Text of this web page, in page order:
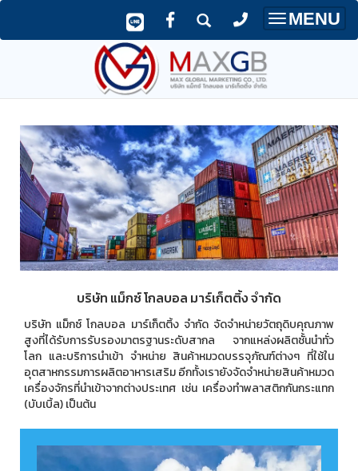
Toggle
MENU
บริษัท แม็กซ์ โกลบอล มาร์เก็ตติ้ง จำกัด
บริษัท แม็กซ์ โกลบอล มาร์เก็ตติ้ง จำกัด จัดจำหน่ายวัตถุดิบคุณภาพ
สูงที่ได้รับการรับรองมาตรฐานระดับสากล จากแหล่งผลิตชั้นนำทั่ว
โลก และบริการนำเข้า จำหน่าย สินค้าหมวดบรรจุภัณฑ์ต่างๆ ที่ใช้ใน
อุตสาหกรรมการผลิตอาหารเสริม อีกทั้งเรายังจัดจำหน่ายสินค้าหมวด
เครื่องจักรที่นำเข้าจากต่างประเทศ เช่น เครื่องทำพลาสติกกันกระแทก
(บับเบิ้ล) เป็นต้น